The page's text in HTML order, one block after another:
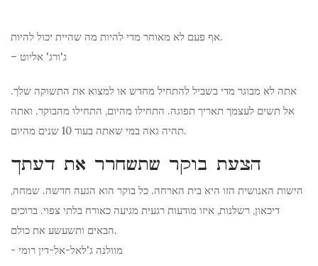
אף פעם לא מאוחר מדי להיות מה שהיית יכול להיות.
– ג'ורג' אליוט
אתה לא מבוגר מדי בשביל להתחיל מחדש או למצוא את התשוקה שלך.
אל תשים לעצמך תאריך תפוגה. התחילו מהיום, התחילו מהבוקר. ואתה
תהיה גאה במי שאתה בעוד 10 שנים מהיום.
הצעת בוקר שתשחרר את דעתך
הישות האנושית הזו היא בית הארחה. כל בוקר הוא הגעה חדשה. שמחה,
דיכאון, רשלנות, איזו מודעות רגעית מגיעה כאורח בלתי צפוי. ברוכים
הבאים ותשעשע את כולם.
- מוולנה ג'לאל-אל-דין רומי